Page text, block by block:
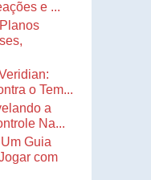
e ...
o Tem...
a
Na...
Guia
com